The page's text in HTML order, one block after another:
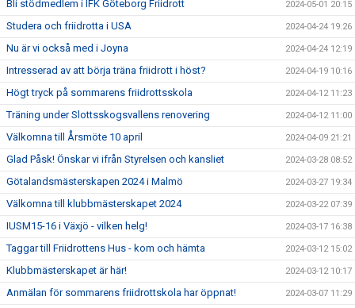
Bli stödmedlem i IFK Göteborg Friidrott 2024-05-01 20:15
Studera och friidrotta i USA 2024-04-24 19:26
Nu är vi också med i Joyna 2024-04-24 12:19
Intresserad av att börja träna friidrott i höst? 2024-04-19 10:16
Högt tryck på sommarens friidrottsskola 2024-04-12 11:23
Träning under Slottsskogsvallens renovering 2024-04-12 11:00
Välkomna till Årsmöte 10 april 2024-04-09 21:21
Glad Påsk! Önskar vi ifrån Styrelsen och kansliet 2024-03-28 08:52
Götalandsmästerskapen 2024 i Malmö 2024-03-27 19:34
Välkomna till klubbmästerskapet 2024 2024-03-22 07:39
IUSM15-16 i Växjö - vilken helg! 2024-03-17 16:38
Taggar till Friidrottens Hus - kom och hämta 2024-03-12 15:02
Klubbmästerskapet är här! 2024-03-12 10:17
Anmälan för sommarens friidrottskola har öppnat! 2024-03-07 11:29